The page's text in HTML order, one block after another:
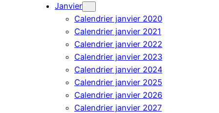
Janvier
Calendrier janvier 2020
Calendrier janvier 2021
Calendrier janvier 2022
Calendrier janvier 2023
Calendrier janvier 2024
Calendrier janvier 2025
Calendrier janvier 2026
Calendrier janvier 2027